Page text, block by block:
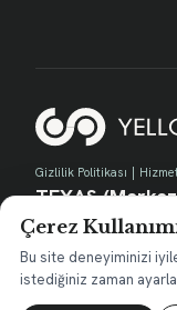
Gizlilik Politikası
TEXAS
730 E Park Blvd,
contact@yellow.law
Çerez
Bu site deneyiminizi
istediğiniz zaman